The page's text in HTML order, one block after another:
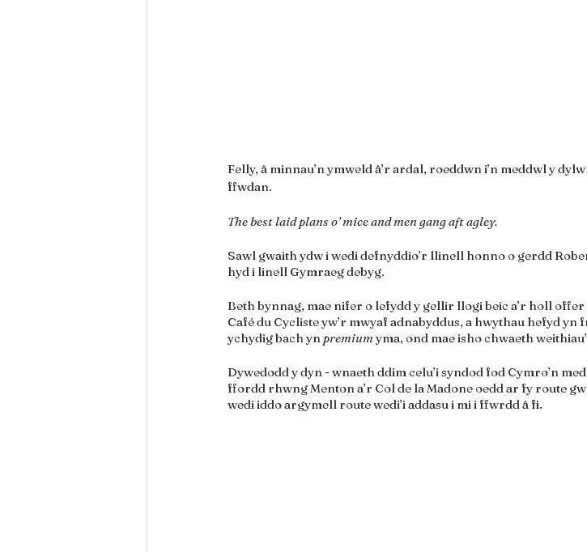
Felly, â minnau’n ymweld â’r ardal, roeddwn i’n meddwl y
ffwdan.
The best laid plans o’ mice and men gang aft agley.
Sawl gwaith ydw i wedi defnyddio’r llinell honno o gerdd
hyd i linell Gymraeg debyg.
Beth bynnag, mae nifer o lefydd y gellir llogi beic a’r holl
Café du Cycliste yw’r mwyaf adnabyddus, a hwythau hefyd
ychydig bach yn premium yma, ond mae isho chwaeth
Dywedodd y dyn - wnaeth ddim celu’i syndod fod Cymro’n
ffordd rhwng Menton a’r Col de la Madone oedd ar fy route
wedi iddo argymell route wedi’i addasu i mi i ffwrdd â fi.